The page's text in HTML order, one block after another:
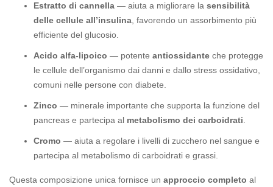
Estratto di cannella — aiuta a migliorare la sensibilità
delle cellule all’insulina, favorendo un assorbimento più
efficiente del glucosio.
Acido alfa-lipoico — potente antiossidante che protegge
le cellule dell’organismo dai danni e dallo stress ossidativo,
comuni nelle persone con diabete.
Zinco — minerale importante che supporta la funzione del
pancreas e partecipa al metabolismo dei carboidrati.
Cromo — aiuta a regolare i livelli di zucchero nel sangue e
partecipa al metabolismo di carboidrati e grassi.
Questa composizione unica fornisce un approccio completo al